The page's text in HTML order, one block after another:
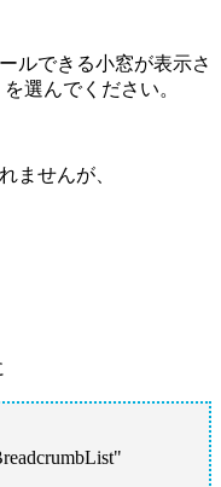
ルできる小窓が表示さ
選んでください。
ませんが、